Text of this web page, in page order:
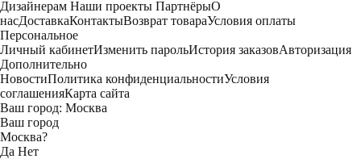
Дизайнерам Наши проекты ПартнёрыО
насДоставкаКонтактыВозврат товараУсловия оплаты
Персональное
Личный кабинетИзменить парольИстория заказовАвторизация
Дополнительно
НовостиПолитика конфиденциальностиУсловия
соглашенияКарта сайта
Ваш город: Москва
Ваш город
Москва?
Да Нет